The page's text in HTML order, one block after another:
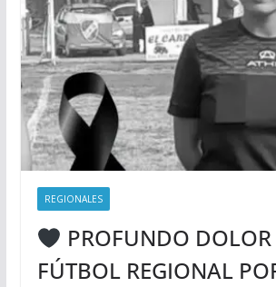
REGIONALES
PROFUNDO DOLOR
FÚTBOL REGIONAL